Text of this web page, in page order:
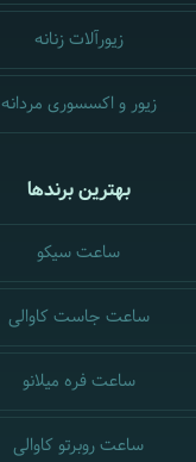
زیورآلات زنانه
زیور و اکسسوری مردانه
بهترین برندها
ساعت سیکو
ساعت جاست کاوالی
ساعت فره میلانو
ساعت روبرتو کاوالی